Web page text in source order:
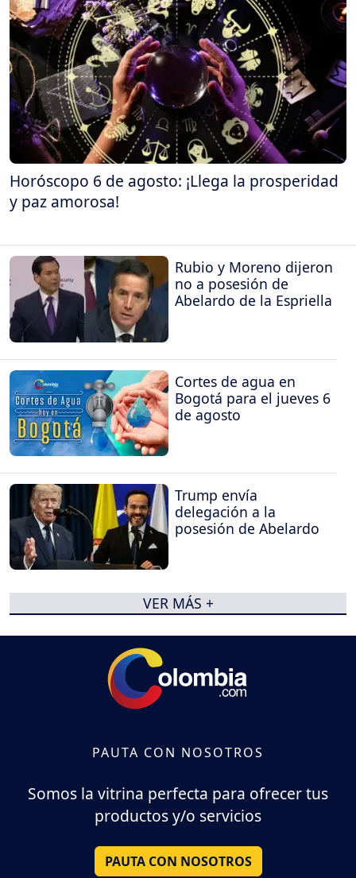
Horóscopo 6 de agosto: ¡Llega la prosperidad
y paz amorosa!
Rubio y Moreno dijeron
no a posesión de
Abelardo de la Espriella
Cortes de agua en
Bogotá para el jueves 6
de agosto
Trump envía
delegación a la
posesión de Abelardo
VER MÁS +
PAUTA CON NOSOTROS
Somos la vitrina perfecta para ofrecer tus
productos y/o servicios
PAUTA CON NOSOTROS